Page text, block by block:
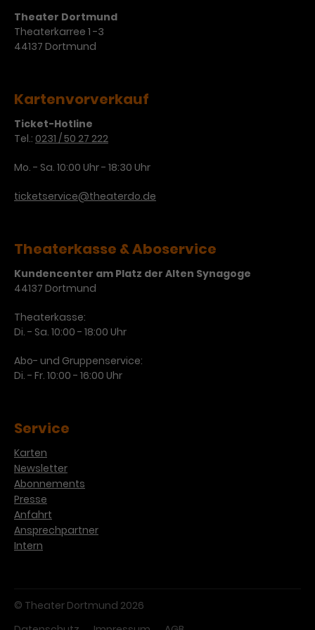
verschiedene Websites hinweg.
Theater Dortmund
Theaterkarree 1 -3
44137 Dortmund
Kartenvorverkauf
Ticket-Hotline
Tel.: 0231 / 50 27 222
Mo. - Sa. 10:00 Uhr - 18:30 Uhr
ticketservice@theaterdo.de
Theaterkasse & Aboservice
Kundencenter am Platz der Alten Synagoge
44137 Dortmund
Theaterkasse:
Di. - Sa. 10:00 - 18:00 Uhr
Abo- und Gruppenservice:
Di. - Fr. 10:00 - 16:00 Uhr
Service
Karten
Newsletter
Abonnements
Presse
Anfahrt
Ansprechpartner
Intern
© Theater Dortmund 2026